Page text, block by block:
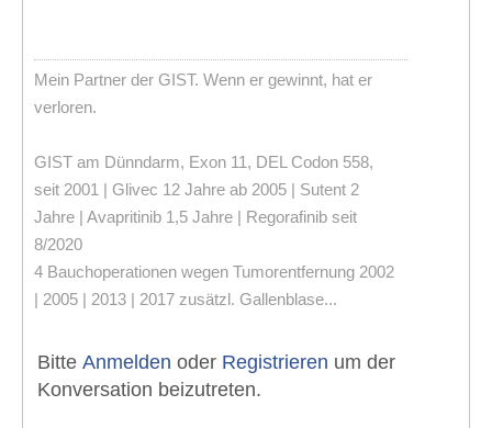
Mein Partner der GIST. Wenn er gewinnt, hat er
verloren.
GIST am Dünndarm, Exon 11, DEL Codon 558,
seit 2001 | Glivec 12 Jahre ab 2005 | Sutent 2
Jahre | Avapritinib 1,5 Jahre | Regorafinib seit
8/2020
4 Bauchoperationen wegen Tumorentfernung 2002
| 2005 | 2013 | 2017 zusätzl. Gallenblase...
Bitte Anmelden oder Registrieren um der
Konversation beizutreten.